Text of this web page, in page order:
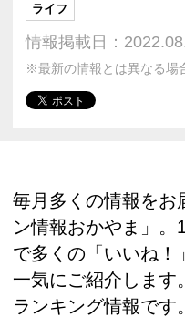
ライフ
情報掲載日：
※最新の情報とは異なる場
毎月多くの情報をお
ン情報おかやま」。
で多くの「いいね！
一気にご紹介します
ランキング情報です。